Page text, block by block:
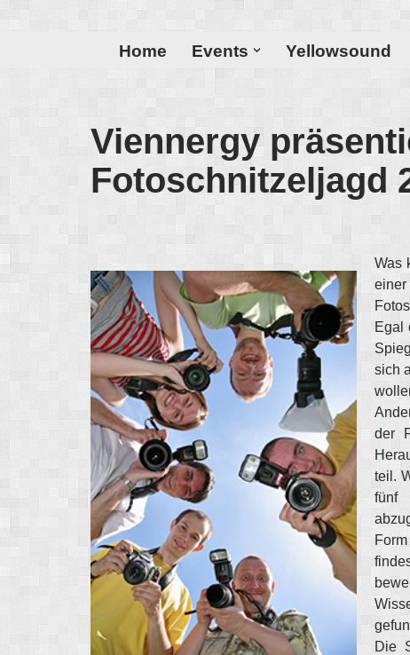
Home Events Yellowsound
Viennergy
Fotoschnitzeljagd
Was
Egal
sich
der
teil.
fünf
Die